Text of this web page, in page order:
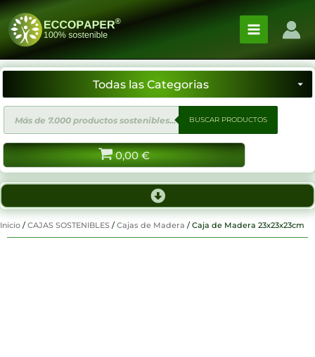
Ir
contenido
de
productos
BUSCAR PRODUCTOS
0,00 €
Inicio / CAJAS SOSTENIBLES / Cajas de Madera / Caja de Madera 23x23x23cm